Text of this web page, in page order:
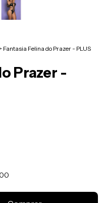
Fantasia Felina do Prazer - PLUS
Prazer -